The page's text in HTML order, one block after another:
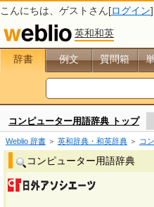
こんにちは、 ゲスト さん[ログイン]
英和和英
辞書 例文 質問箱
コンピューター用語辞典 トップ
Weblio 辞書 ＞ 英和辞典・和英辞典 ＞ コ
コンピューター用語辞典